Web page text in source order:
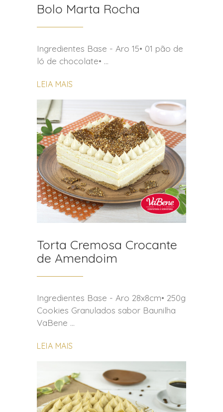
Bolo Marta Rocha
Ingredientes Base - Aro 15• 01 pão de
ló de chocolate•
LEIA MAIS
Torta Cremosa Crocante
de Amendoim
Ingredientes Base - Aro 28x8cm• 250g
Cookies Granulados sabor Baunilha
VaBene
LEIA MAIS